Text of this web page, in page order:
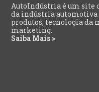
AutoIndústria é um site
da indústria automotiva
produtos, tecnologia da
marketing.
Saiba Mais >